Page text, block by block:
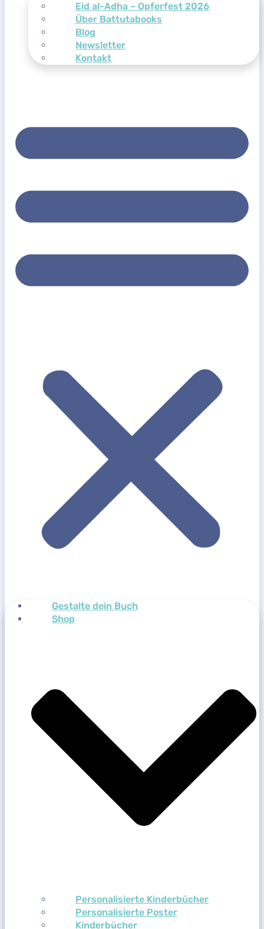
Eid al-Adha – Opferfest 2026
Über Battutabooks
Blog
Newsletter
Kontakt
Gestalte dein Buch
Shop
Personalisierte Kinderbücher
Personalisierte Poster
Kinderbücher